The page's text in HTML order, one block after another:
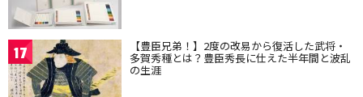
17 【豊臣兄弟！】2度の改易から復活した武将・
多賀秀種とは？豊臣秀長に仕えた半年間と波乱
の生涯